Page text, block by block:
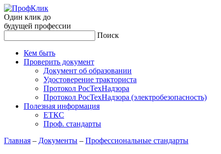
Один клик до
будущей профессии
Поиск
Кем быть
Проверить документ
Документ об образовании
Удостоверение тракториста
Протокол РосТехНадзора
Протокол РосТехНадзора (электробезопасность)
Полезная информация
ЕТКС
Проф. стандарты
Главная – Документы – Профессиональные стандарты